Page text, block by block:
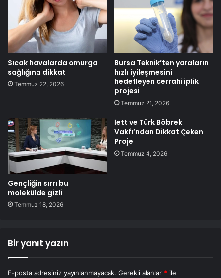
Sıcak havalarda omurga
sağlığına dikkat
Temmuz 22, 2026
Bursa Teknik’ten yaraların
hızlı iyileşmesini
hedefleyen cerrahi iplik
projesi
Temmuz 21, 2026
Gençliğin sırrı bu
molekülde gizli
Temmuz 18, 2026
İett ve Türk Böbrek
Vakfı’ndan Dikkat Çeken
Proje
Temmuz 4, 2026
Bir yanıt yazın
E-posta adresiniz yayınlanmayacak. Gerekli alanlar * ile